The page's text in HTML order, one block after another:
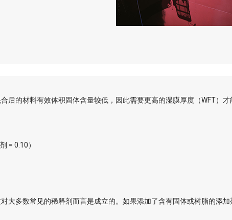
后的材料有效体积固体含量较低，因此需要更高的湿膜厚度（WFT）才
= 0.10）
大多数常见的稀释剂而言是成立的。如果添加了含有固体或树脂的添加